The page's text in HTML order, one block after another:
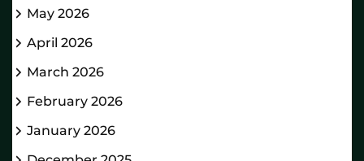
May 2026
April 2026
March 2026
February 2026
January 2026